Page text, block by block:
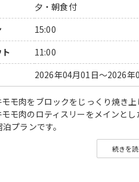
夕・朝食付
15:00
11:00
2026年04月01日～2026年
モ肉をブロックをじっくり焼き
モ肉のロティスリーをメインとし
プランです。
行の際にはブランド牛、おおいた
続きを